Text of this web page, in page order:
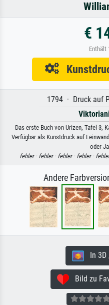
€
Enthält
1794 · Druck auf
Das erste Buch von Urizen, Tafel 3,
Verfügbar als Kunstdruck auf
oder
fehler · fehler · fehler · fehler ·
Andere
In 3D
Bild zu